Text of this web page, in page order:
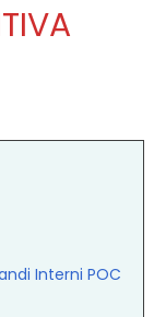
Interni POC